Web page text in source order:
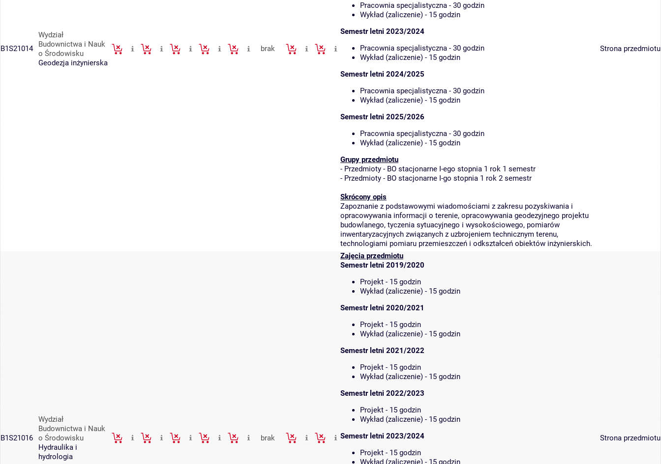
B1S21014
Wydział
Budownictwa i Nauk
o Środowisku
Geodezja inżynierska
brak
Pracownia specjalistyczna - 30 godzin
Wykład (zaliczenie) - 15 godzin
Semestr letni 2023/2024
Pracownia specjalistyczna - 30 godzin
Wykład (zaliczenie) - 15 godzin
Semestr letni 2024/2025
Pracownia specjalistyczna - 30 godzin
Wykład (zaliczenie) - 15 godzin
Semestr letni 2025/2026
Pracownia specjalistyczna - 30 godzin
Wykład (zaliczenie) - 15 godzin
Grupy przedmiotu
- Przedmioty - BO stacjonarne I-ego stopnia 1 rok 1 semestr
- Przedmioty - BO stacjonarne I-go stopnia 1 rok 2 semestr
Skrócony opis
Zapoznanie z podstawowymi wiadomościami z zakresu pozyskiwania i
opracowywania informacji o terenie, opracowywania geodezyjnego projektu
budowlanego, tyczenia sytuacyjnego i wysokościowego, pomiarów
inwentaryzacyjnych związanych z uzbrojeniem technicznym terenu,
technologiami pomiaru przemieszczeń i odkształceń obiektów inżynierskich.
Strona przedmiotu
B1S21016
Wydział
Budownictwa i Nauk
o Środowisku
Hydraulika i
hydrologia
brak
Zajęcia przedmiotu
Semestr letni 2019/2020
Projekt - 15 godzin
Wykład (zaliczenie) - 15 godzin
Semestr letni 2020/2021
Projekt - 15 godzin
Wykład (zaliczenie) - 15 godzin
Semestr letni 2021/2022
Projekt - 15 godzin
Wykład (zaliczenie) - 15 godzin
Semestr letni 2022/2023
Projekt - 15 godzin
Wykład (zaliczenie) - 15 godzin
Semestr letni 2023/2024
Projekt - 15 godzin
Wykład (zaliczenie) - 15 godzin
Strona przedmiotu